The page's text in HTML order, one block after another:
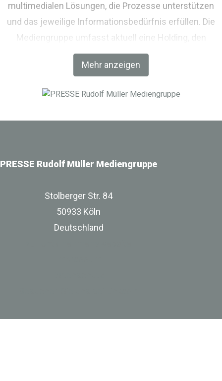
Mehr anzeigen
multimedialen Lösungen, die Prozesse unterstützen
und das jeweilige Informationsbedürfnis erfüllen. Die
Mediengruppe umfasst aktuell eine Holding, den
Fachverlag RM Rudolf Müller Medien und mit der BIM
World MUNICH eine Netzwerkplattform für Akteure der
PRESSE Rudolf Müller Mediengruppe
Stolberger Str. 84
50933 Köln
Deutschland